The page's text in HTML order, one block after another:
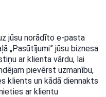
jūsu norādīto e-pasta
„Pasūtījumi” jūsu biznesa
ar klienta vārdu, lai
pievērst uzmanību,
klients un kādā diennakts
ar klientu